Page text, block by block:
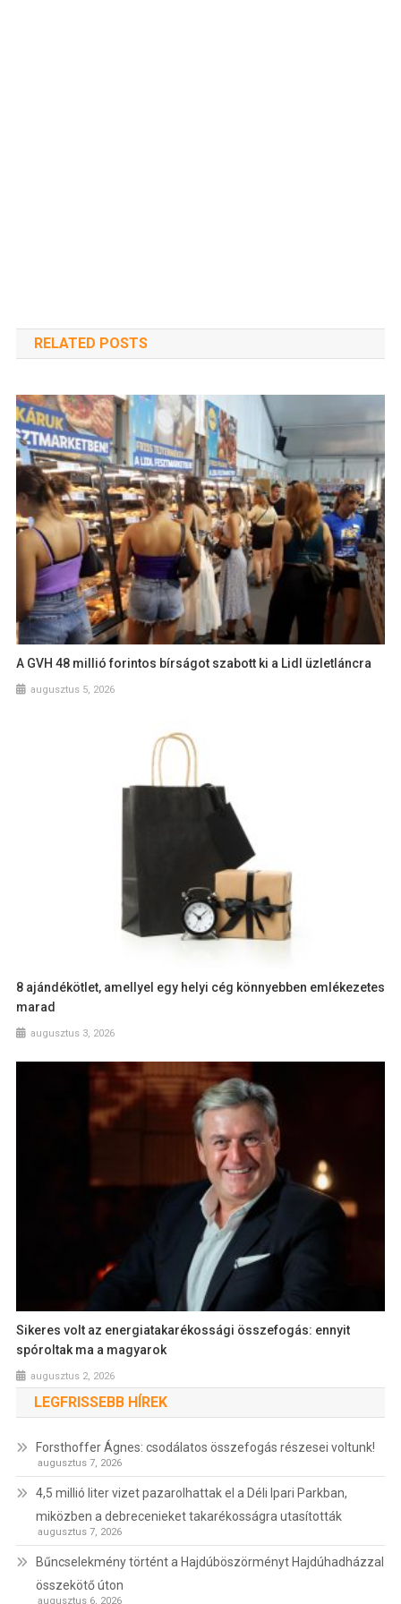
RELATED POSTS
A GVH 48 millió forintos bírságot szabott ki a Lidl üzletláncra
augusztus 5, 2026
8 ajándékötlet, amellyel egy helyi cég könnyebben emlékezetes
marad
augusztus 3, 2026
Sikeres volt az energiatakarékossági összefogás: ennyit
spóroltak ma a magyarok
augusztus 2, 2026
LEGFRISSEBB HÍREK
Forsthoffer Ágnes: csodálatos összefogás részesei voltunk!
augusztus 7, 2026
4,5 millió liter vizet pazarolhattak el a Déli Ipari Parkban,
miközben a debrecenieket takarékosságra utasították
augusztus 7, 2026
Bűncselekmény történt a Hajdúböszörményt Hajdúhadházzal
összekötő úton
augusztus 6, 2026